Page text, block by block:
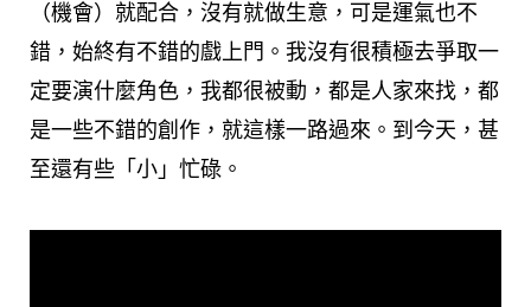
（機會）就配合，沒有就做生意，可是運氣也不
錯，始終有不錯的戲上門。我沒有很積極去爭取一
定要演什麼角色，我都很被動，都是人家來找，都
是一些不錯的創作，就這樣一路過來。到今天，甚
至還有些「小」忙碌。